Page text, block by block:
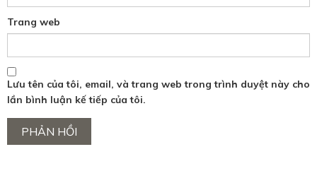
Trang web
Lưu tên của tôi, email, và trang web trong trình duyệt này cho
lần bình luận kế tiếp của tôi.